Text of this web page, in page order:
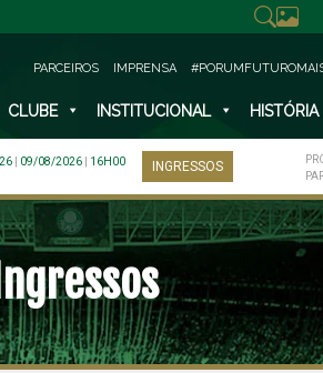
PARCEIROS IMPRENSA
CLUBE INSTITUCIONAL HISTÓRIA
09/08/2026
16H00
INGRESSOS